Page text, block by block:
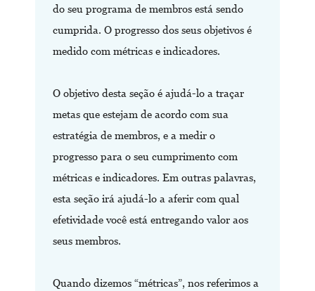
do seu programa de membros está sendo
cumprida. O progresso dos seus objetivos é
medido com métricas e indicadores.
O objetivo desta seção é ajudá-lo a traçar
metas que estejam de acordo com sua
estratégia de membros, e a medir o
progresso para o seu cumprimento com
métricas e indicadores. Em outras palavras,
esta seção irá ajudá-lo a aferir com qual
efetividade você está entregando valor aos
seus membros.
Quando dizemos “métricas”, nos referimos a